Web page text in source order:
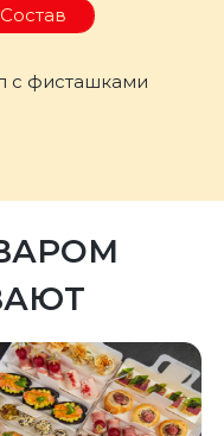
Состав
с фисташками